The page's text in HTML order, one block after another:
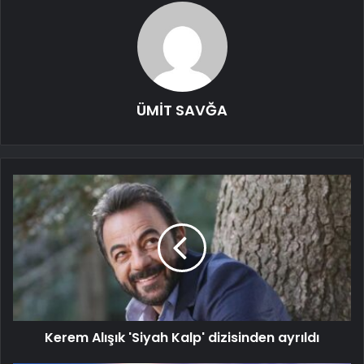
ÜMİT SAVĞA
Kerem Alışık 'Siyah Kalp' dizisinden ayrıldı